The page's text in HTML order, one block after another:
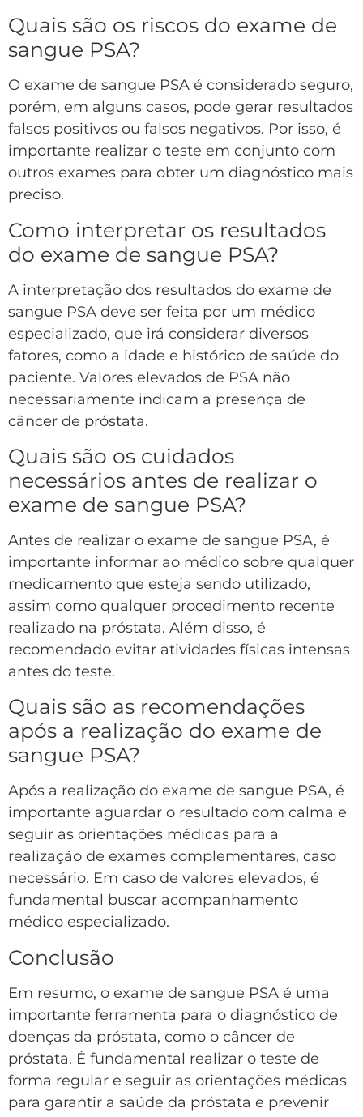
Quais são os riscos do exame de
sangue PSA?
O exame de sangue PSA é considerado seguro,
porém, em alguns casos, pode gerar resultados
falsos positivos ou falsos negativos. Por isso, é
importante realizar o teste em conjunto com
outros exames para obter um diagnóstico mais
preciso.
Como interpretar os resultados
do exame de sangue PSA?
A interpretação dos resultados do exame de
sangue PSA deve ser feita por um médico
especializado, que irá considerar diversos
fatores, como a idade e histórico de saúde do
paciente. Valores elevados de PSA não
necessariamente indicam a presença de
câncer de próstata.
Quais são os cuidados
necessários antes de realizar o
exame de sangue PSA?
Antes de realizar o exame de sangue PSA, é
importante informar ao médico sobre qualquer
medicamento que esteja sendo utilizado,
assim como qualquer procedimento recente
realizado na próstata. Além disso, é
recomendado evitar atividades físicas intensas
antes do teste.
Quais são as recomendações
após a realização do exame de
sangue PSA?
Após a realização do exame de sangue PSA, é
importante aguardar o resultado com calma e
seguir as orientações médicas para a
realização de exames complementares, caso
necessário. Em caso de valores elevados, é
fundamental buscar acompanhamento
médico especializado.
Conclusão
Em resumo, o exame de sangue PSA é uma
importante ferramenta para o diagnóstico de
doenças da próstata, como o câncer de
próstata. É fundamental realizar o teste de
forma regular e seguir as orientações médicas
para garantir a saúde da próstata e prevenir